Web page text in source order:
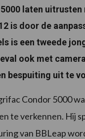
laten
is door de
is een tweede
ook met
bespuiting uit te
Condor 5000
te verkennen. Hij
van BBLeap